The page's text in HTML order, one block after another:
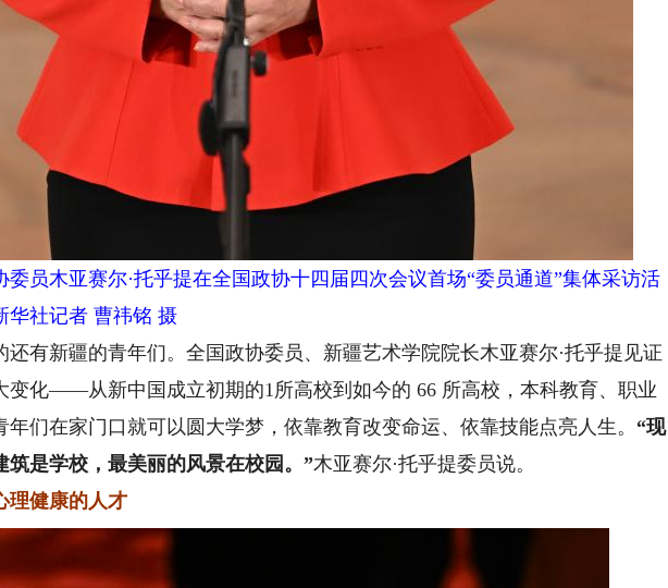
木亚赛尔·托乎提在全国政协十四届四次会议首场“委员通道”集体采访活
华社记者 曹祎铭 摄
新疆的青年们。全国政协委员、新疆艺术学院院长木亚赛尔·托乎提见证
变化——从新中国成立初期的1所高校到如今的 66 所高校，本科教育、职业
们在家门口就可以圆大学梦，依靠教育改变命运、依靠技能点亮人生。 “现
筑是学校，最美丽的风景在校园。”木亚赛尔·托乎提委员说。
健康的人才